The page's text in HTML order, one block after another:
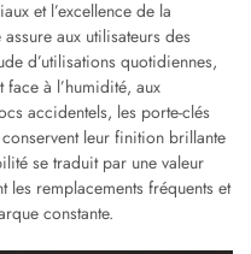
et l’excellence de la
aux utilisateurs des
d’utilisations quotidiennes,
à l’humidité, aux
accidentels, les porte-clés
leur finition brillante
se traduit par une valeur
les remplacements fréquents et
constante.